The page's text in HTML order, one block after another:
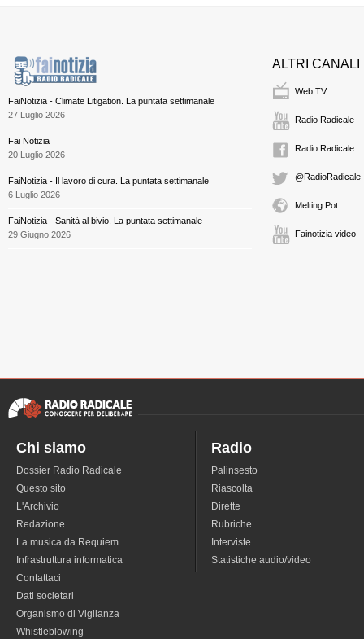
FaiNotizia - Climate Litigation. La puntata settimanale
27 Luglio 2026
Fai Notizia
20 Luglio 2026
FaiNotizia - Il lavoro di cura. La puntata settimanale
6 Luglio 2026
FaiNotizia - Sanità al bivio. La puntata settimanale
29 Giugno 2026
ALTRI CANALI
Web TV
Radio Radicale
Radio Radicale
@RadioRadicale
Melting Pot
Fainotizia video
Chi siamo
Dossier Radio Radicale
Questo sito
L'Archivio
Redazione
La musica da Requiem
Infrastruttura informatica
Contattaci
Dati societari
Organismo di Vigilanza
Whistleblowing
Radio
Palinsesto
Riascolta
Dirette
Rubriche
Interviste
Statistiche audio/video